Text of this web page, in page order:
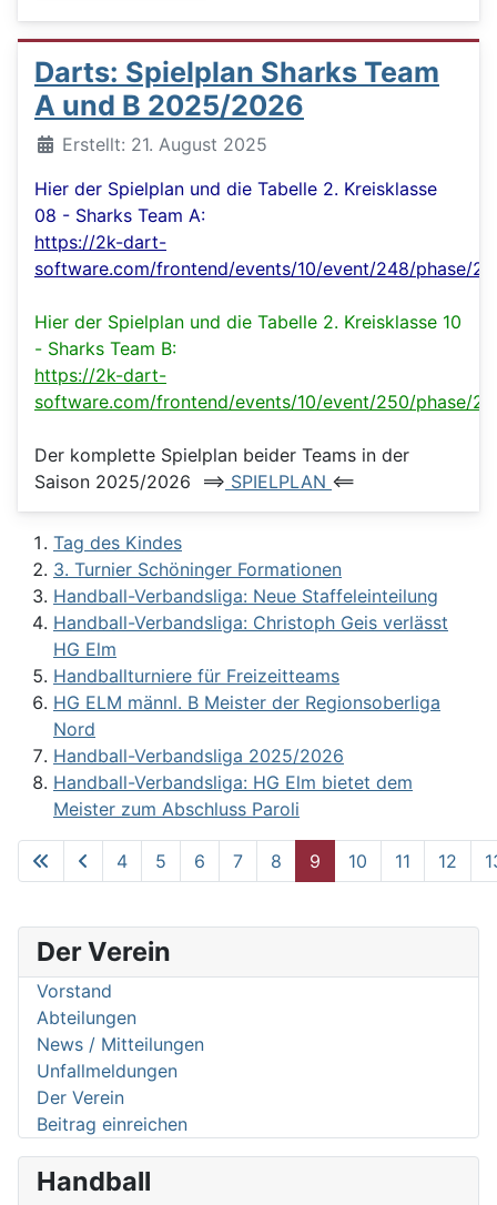
Der Verein
Vorstand
Abteilungen
News / Mitteilungen
Unfallmeldungen
Der Verein
Beitrag einreichen
Handball
Darts: Spielplan Sharks Team
A und B 2025/2026
DetailsErstellt: 21. August 2025
Hier der Spielplan und die Tabelle 2. Kreisklasse
08 - Sharks Team A:
https://2k-dart-
software.com/frontend/events/10/event/248/phase/
Hier der Spielplan und die Tabelle 2. Kreisklasse 10
- Sharks Team B:
https://2k-dart-
software.com/frontend/events/10/event/250/phase/
Der komplette Spielplan beider Teams in der
Saison 2025/2026 ==> SPIELPLAN <==
Tag des Kindes
3. Turnier Schöninger Formationen
Handball-Verbandsliga: Neue Staffeleinteilung
Handball-Verbandsliga: Christoph Geis verlässt
HG Elm
Handballturniere für Freizeitteams
HG ELM männl. B Meister der Regionsoberliga
Nord
Handball-Verbandsliga 2025/2026
Handball-Verbandsliga: HG Elm bietet dem
Meister zum Abschluss Paroli
Seite 9 von 62
4 5 6 7 8 9 10 11 12